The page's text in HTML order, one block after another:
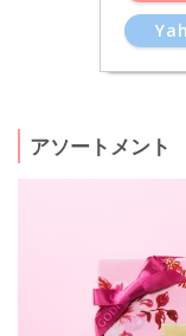
アソートメント